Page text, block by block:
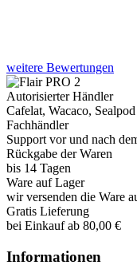
weitere Bewertungen
Autorisierter Händler
Cafelat, Wacaco,
Fachhändler
Support vor und nach
Rückgabe der Waren
bis 14 Tagen
Ware auf Lager
wir versenden die Ware
Gratis Lieferung
bei Einkauf ab 80,00 €
Informationen